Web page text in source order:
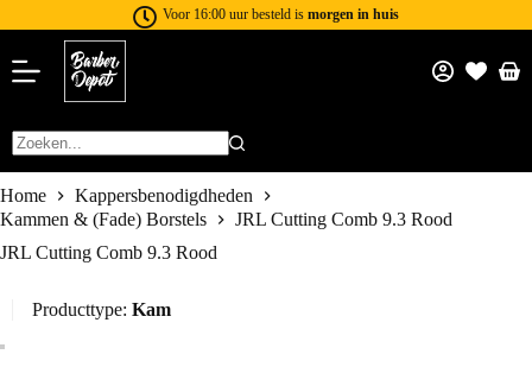
Voor 16:00 uur besteld is morgen in huis
Home
Kappersbenodigdheden
Kammen & (Fade) Borstels
JRL Cutting Comb 9.3 Rood
JRL Cutting Comb 9.3 Rood
Producttype: Kam